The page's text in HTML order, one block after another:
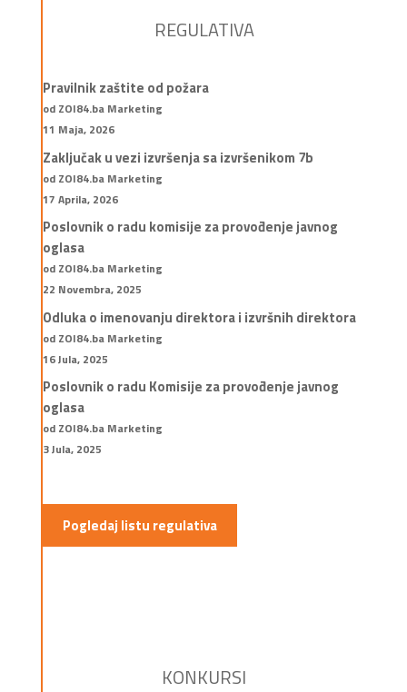
REGULATIVA
Pravilnik zaštite od požara
od ZOI84.ba Marketing
11 Maja, 2026
Zaključak u vezi izvršenja sa izvršenikom 7b
od ZOI84.ba Marketing
17 Aprila, 2026
Poslovnik o radu komisije za provođenje javnog
oglasa
od ZOI84.ba Marketing
22 Novembra, 2025
Odluka o imenovanju direktora i izvršnih direktora
od ZOI84.ba Marketing
16 Jula, 2025
Poslovnik o radu Komisije za provođenje javnog
oglasa
od ZOI84.ba Marketing
3 Jula, 2025
Pogledaj listu regulativa
KONKURSI